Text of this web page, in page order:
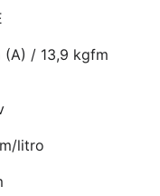
(A) / 13,9 kgfm
litro